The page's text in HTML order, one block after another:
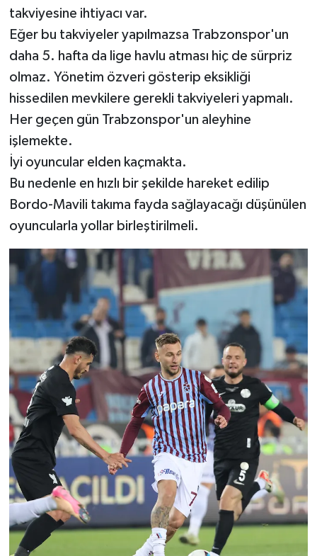
takviyesine ihtiyacı var.
Eğer bu takviyeler yapılmazsa Trabzonspor'un
daha 5. hafta da lige havlu atması hiç de sürpriz
olmaz. Yönetim özveri gösterip eksikliği
hissedilen mevkilere gerekli takviyeleri yapmalı.
Her geçen gün Trabzonspor'un aleyhine
işlemekte.
İyi oyuncular elden kaçmakta.
Bu nedenle en hızlı bir şekilde hareket edilip
Bordo-Mavili takıma fayda sağlayacağı düşünülen
oyuncularla yollar birleştirilmeli.